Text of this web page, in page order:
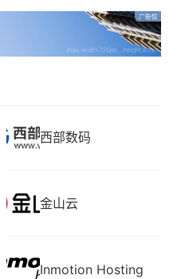
西部数码
金山云
Inmotion Hosting